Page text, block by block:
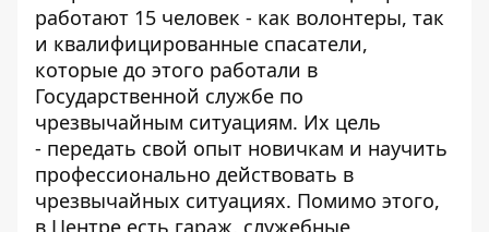
работают 15 человек - как волонтеры, так
и квалифицированные спасатели,
которые до этого работали в
Государственной службе по
чрезвычайным ситуациям. Их цель
- передать свой опыт новичкам и научить
профессионально действовать в
чрезвычайных ситуациях. Помимо этого,
в Центре есть гараж, служебные